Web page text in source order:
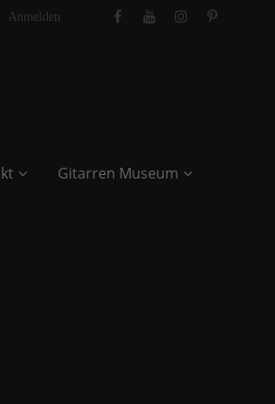
Anmelden
Gitarren Museum